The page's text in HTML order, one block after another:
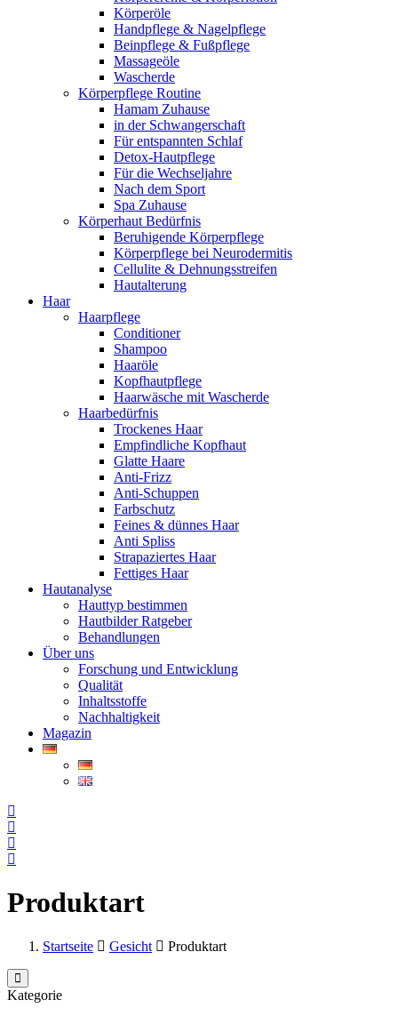
Körperöle
Handpflege & Nagelpflege
Beinpflege & Fußpflege
Massageöle
Wascherde
Körperpflege Routine
Hamam Zuhause
in der Schwangerschaft
Für entspannten Schlaf
Detox-Hautpflege
Für die Wechseljahre
Nach dem Sport
Spa Zuhause
Körperhaut Bedürfnis
Beruhigende Körperpflege
Körperpflege bei Neurodermitis
Cellulite & Dehnungsstreifen
Hautalterung
Haar
Haarpflege
Conditioner
Shampoo
Haaröle
Kopfhautpflege
Haarwäsche mit Wascherde
Haarbedürfnis
Trockenes Haar
Empfindliche Kopfhaut
Glatte Haare
Anti-Frizz
Anti-Schuppen
Farbschutz
Feines & dünnes Haar
Anti Spliss
Strapaziertes Haar
Fettiges Haar
Hautanalyse
Hauttyp bestimmen
Hautbilder Ratgeber
Behandlungen
Über uns
Forschung und Entwicklung
Qualität
Inhaltsstoffe
Nachhaltigkeit
Magazin
Produktart
Startseite Gesicht Produktart
Kategorie